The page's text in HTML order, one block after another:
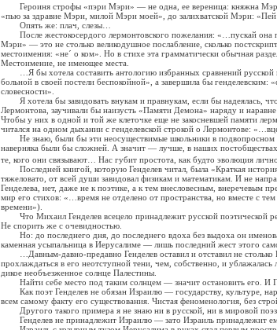
Героиня строфы «пэри Мэри» — не одна, ее вереница: княжна
«пью за здравие Мэри, милой Мэри моей», до залихватской Мэри:
Опять же: плач, слезы…
После жестокосердого лермонтовского пожелания: «…пускай она
Мэри» — это не столько великодушное послабление, сколько
местоимения: «нe´ о ком». Но в стихе эта грамматически обычная
Местоимение, не имеющее места.
…Я бы хотела составить антологию избранных сравнений русской
больной в своей постели беспокойной», а завершила бы генделевским:
словесности».
Я хотела бы завидовать внукам и правнукам, если бы надеялась,
Лермонтова, заучивали бы наизусть «Памяти Демона» наряду и
Чтобы у них в одной и той же клеточке еще не закосневшей памяти
читался на одном дыхании с генделевской строкой о Лермонтове:
Не знаю, были бы эти неосуществимые школьники в подвопросном
наверняка были бы сложней. А значит — лучше, в наших постобществах
те, кого они связывают… Нас губит простота, как будто эволюция
Последней книгой, которую Генделев читал, была «Краткая
тяжеловато, от всей души завидовал физикам и математикам. И не
Генделева, нет, даже не к поэтике, а к тем внесловесным, внеречевым
мир его стихов: «…время не отделено от пространства, но вместе с
времени»).
Что Михаил Генделев всецело принадлежит русской поэтической
Не спорить же с очевидностью.
Но: до последнего дня, до последнего вдоха без выдоха он
каменная усыпальница в Иерусалиме — лишь последний жест этого
…Давным-давно-предавно Генделев оставил и отставил не столько
прохлаждаться в его неотступной тени, чем, собственно, и
дикое необъезженное солнце Палестины.
Найти себе место под таким солнцем — значит остановить его. И
Как поэт Генделев не обязан Израилю — государству, культуре,
всем самому факту его существования. Чистая феноменология, без
Другого такого примера я не знаю ни в русской, ни в мировой
Генделев не принадлежит Израилю — зато Израиль принадлежит ему